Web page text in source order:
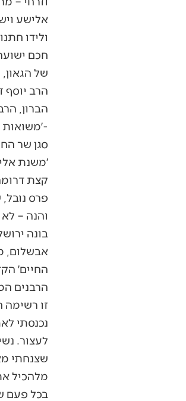
אלישע
ולידו
חכם
של
הרב יוסף
הברון,
-׳משואות
סגן שר
׳משנת
קצת
פרס
והנה –
בונה
אבשלום,
החיים׳
הרבנים
זו רשימה
נכנסתי
לעצור.
שצנחתי
מלהכיל
בכל פעם